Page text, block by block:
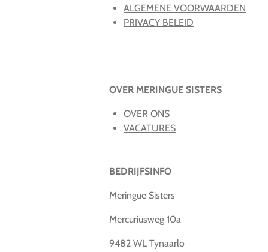
ALGEMENE VOORWAARDEN
PRIVACY BELEID
OVER MERINGUE SISTERS
OVER ONS
VACATURES
BEDRIJFSINFO
Meringue Sisters
Mercuriusweg 10a
9482 WL Tynaarlo